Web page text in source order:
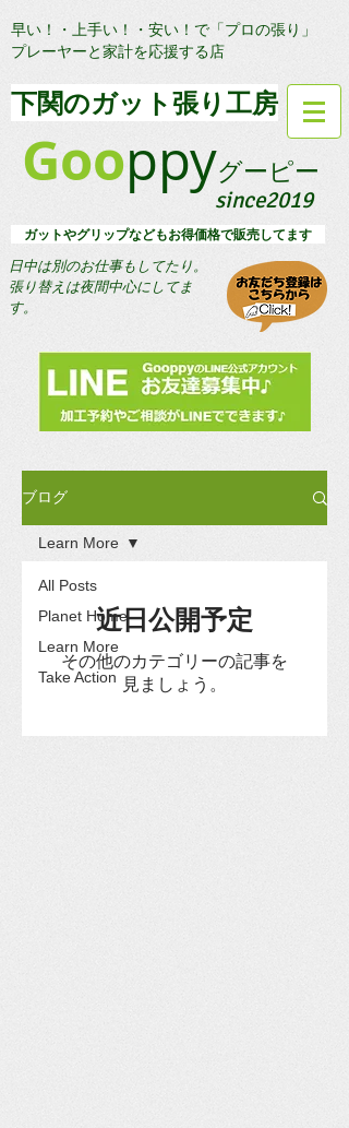
早い！・上手い！・安い！で「プロの張り」
プレーヤーと家計を応援する店
since2019
​下関のガット張り工房
Gooppyグーピー
​ ガットやグリップなどもお得価格で販売してます
日中は別のお仕事もしてたり。
​張り替えは夜間中心にしてま
す。
ブログ
All Posts
Planet Home
Learn More
Take Action
Learn More
近日公開予定
その他のカテゴリーの記事を
見ましょう。